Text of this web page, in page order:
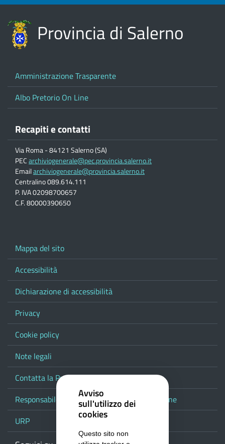
Provincia di Salerno
Amministrazione Trasparente
Albo Pretorio On Line
Recapiti e contatti
Via Roma - 84121 Salerno (SA)
PECarchiviogenerale@pec.provincia.salerno.it
Emailarchiviogenerale@provincia.salerno.it
Centralino 089.614.111
P. IVA 02098700657
C.F. 80000390650
Mappa del sito
Accessibilità
Dichiarazione di accessibilità
Privacy
Cookie policy
Note legali
Contatta la Provincia
Responsabile del procedimento di pubblicazione
URP
Avviso
sull'utilizzo dei
cookies
Questo sito non